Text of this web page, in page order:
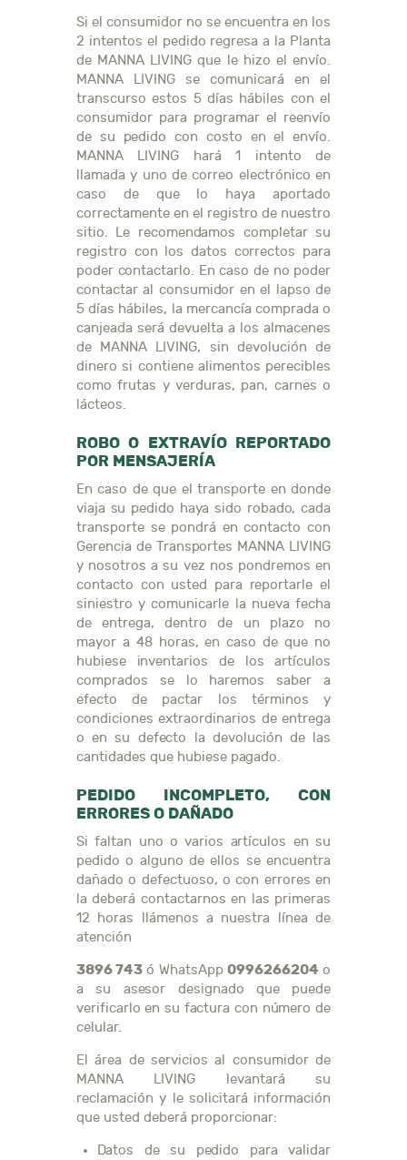
Si el consumidor no se encuentra en los
2 intentos el pedido regresa a la Planta
de MANNA LIVING que le hizo el envío.
MANNA LIVING se comunicará en el
transcurso estos 5 días hábiles con el
consumidor para programar el reenvío
de su pedido con costo en el envío.
MANNA LIVING hará 1 intento de
llamada y uno de correo electrónico en
caso de que lo haya aportado
correctamente en el registro de nuestro
sitio. Le recomendamos completar su
registro con los datos correctos para
poder contactarlo. En caso de no poder
contactar al consumidor en el lapso de
5 días hábiles, la mercancía comprada o
canjeada será devuelta a los almacenes
de MANNA LIVING, sin devolución de
dinero si contiene alimentos perecibles
como frutas y verduras, pan, carnes o
lácteos.
ROBO O EXTRAVÍO REPORTADO
POR MENSAJERÍA
En caso de que el transporte en donde
viaja su pedido haya sido robado, cada
transporte se pondrá en contacto con
Gerencia de Transportes MANNA LIVING
y nosotros a su vez nos pondremos en
contacto con usted para reportarle el
siniestro y comunicarle la nueva fecha
de entrega, dentro de un plazo no
mayor a 48 horas, en caso de que no
hubiese inventarios de los artículos
comprados se lo haremos saber a
efecto de pactar los términos y
condiciones extraordinarios de entrega
o en su defecto la devolución de las
cantidades que hubiese pagado.
PEDIDO INCOMPLETO, CON
ERRORES O DAÑADO
Si faltan uno o varios artículos en su
pedido o alguno de ellos se encuentra
dañado o defectuoso, o con errores en
la deberá contactarnos en las primeras
12 horas llámenos a nuestra línea de
atención
3896 743 ó WhatsApp 0996266204 o
a su asesor designado que puede
verificarlo en su factura con número de
celular.
El área de servicios al consumidor de
MANNA LIVING levantará su
reclamación y le solicitará información
que usted deberá proporcionar:
Datos de su pedido para validar